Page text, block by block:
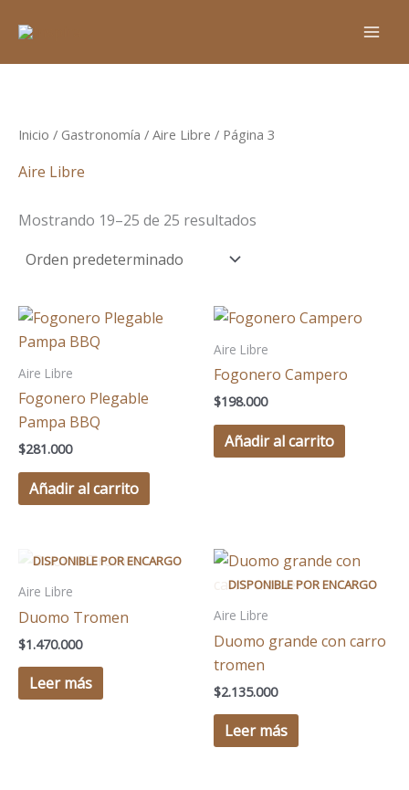
Inicio / Gastronomía / Aire Libre / Página 3
Aire Libre
Mostrando 19–25 de 25 resultados
Aire Libre
Fogonero Plegable
Pampa BBQ
$281.000
Añadir al carrito
Aire Libre
Fogonero Campero
$198.000
Añadir al carrito
Aire Libre
Duomo Tromen
$1.470.000
Leer más
Aire Libre
Duomo grande con carro
tromen
$2.135.000
Leer más